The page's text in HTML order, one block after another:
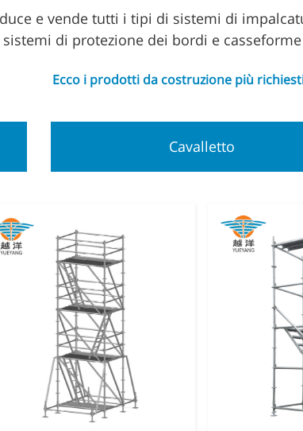
e vende tutti i tipi di sistemi di
sistemi di protezione dei bordi e
Ecco i prodotti da costruzione più
Cavalletto